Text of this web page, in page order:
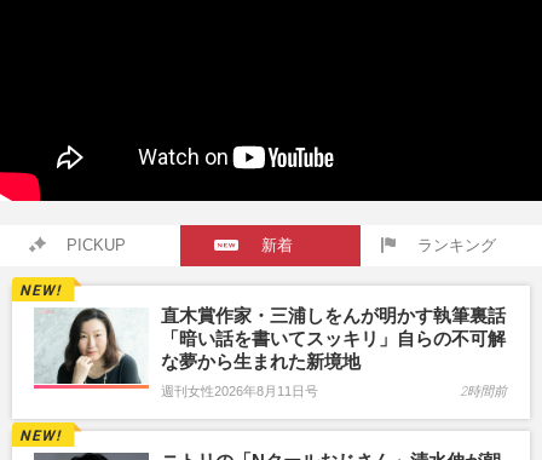
PICKUP 新着 ランキング
直木賞作家・三浦しをんが明かす執筆裏話
「暗い話を書いてスッキリ」自らの不可解
な夢から生まれた新境地
週刊女性2026年8月11日号 2時間前